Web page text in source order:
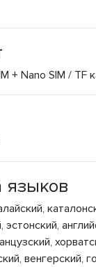
+ Nano SIM / TF
языков
венгерский,